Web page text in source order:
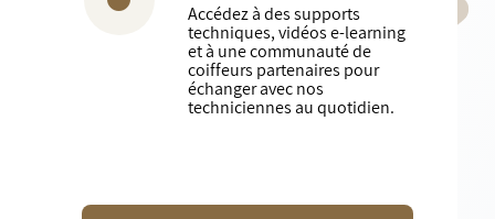
Accédez à des supports
techniques, vidéos e-learning
et à une communauté de
coiffeurs partenaires pour
échanger avec nos
techniciennes au quotidien.